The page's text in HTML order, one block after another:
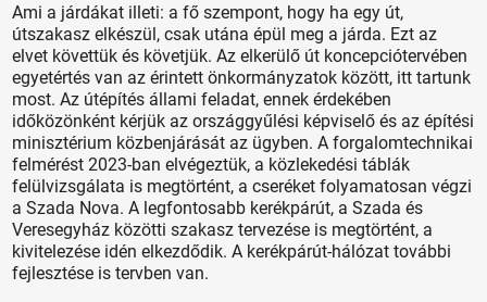
Ami a járdákat illeti: a fő szempont, hogy ha egy út,
útszakasz elkészül, csak utána épül meg a járda. Ezt az
elvet követtük és követjük. Az elkerülő út koncepciótervében
egyetértés van az érintett önkormányzatok között, itt tartunk
most. Az útépítés állami feladat, ennek érdekében
időközönként kérjük az országgyűlési képviselő és az építési
minisztérium közbenjárását az ügyben. A forgalomtechnikai
felmérést 2023-ban elvégeztük, a közlekedési táblák
felülvizsgálata is megtörtént, a cseréket folyamatosan végzi
a Szada Nova. A legfontosabb kerékpárút, a Szada és
Veresegyház közötti szakasz tervezése is megtörtént, a
kivitelezése idén elkezdődik. A kerékpárút-hálózat további
fejlesztése is tervben van.